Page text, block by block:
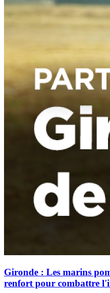
Gironde : Les marins
renfort pour combattre